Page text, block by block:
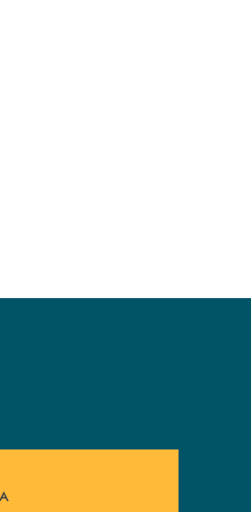
documenti ? Vai alla pagina della